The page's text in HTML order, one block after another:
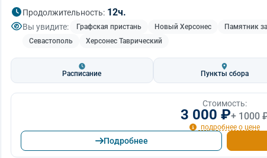
Продолжительность: 12ч.
Вы увидите: Графская пристань Новый Херсонес Памятник
Севастополь
Херсонес Таврический
Расписание Пункты сбора
Стоимость:
3 000 ₽+ 1000
подробнее о цене
Подробнее